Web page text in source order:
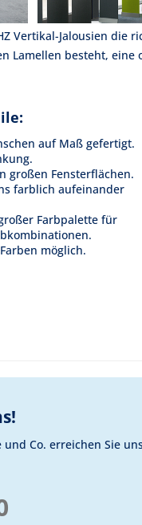
Vertikal-Jalousien die
Lamellen besteht,
auf Maß gefertigt.
großen Fensterflächen.
farblich aufeinander
Farbpalette für
möglich.
und Co. erreichen Sie